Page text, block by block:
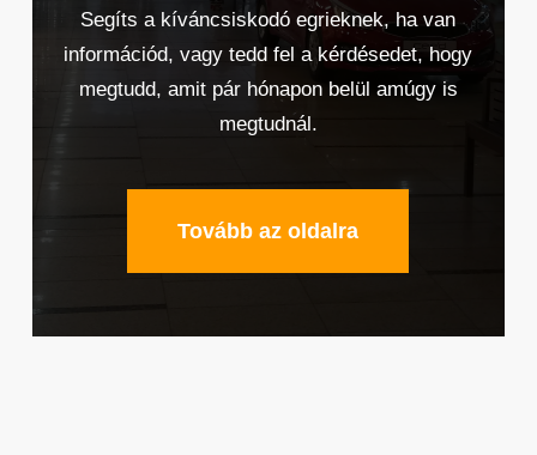
Segíts a kíváncsiskodó egrieknek, ha van
információd, vagy tedd fel a kérdésedet, hogy
megtudd, amit pár hónapon belül amúgy is
megtudnál.
Tovább az oldalra